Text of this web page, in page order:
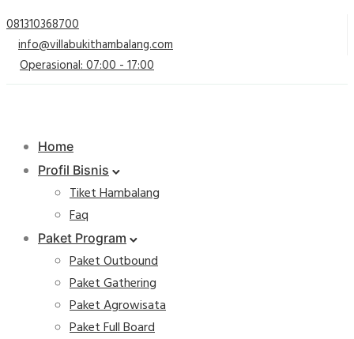
081310368700
info@villabukithambalang.com
Operasional: 07:00 - 17:00
Home
Profil Bisnis
Tiket Hambalang
Faq
Paket Program
Paket Outbound
Paket Gathering
Paket Agrowisata
Paket Full Board